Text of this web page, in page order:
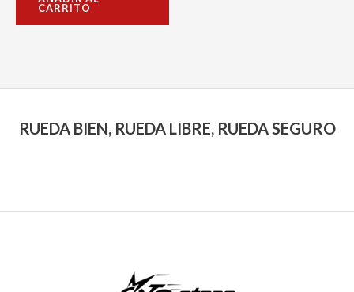
CARRITO
RUEDA BIEN, RUEDA LIBRE, RUEDA SEGURO